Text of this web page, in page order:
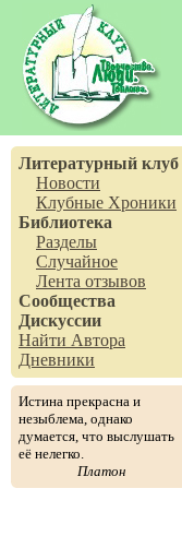
Литературный клуб
Новости
Клубные Хроники
Библиотека
Разделы
Случайное
Лента отзывов
Сообщества
Дискуссии
Найти Автора
Дневники
Истина прекрасна и
незыблема, однако
думается, что выслушать
её нелегко.
Платон